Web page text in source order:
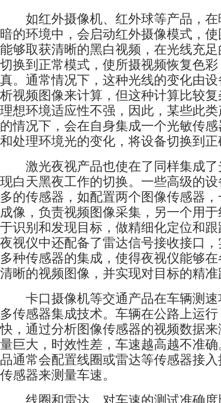
如红外摄像机、红外球等产品，
暗的环境中，会启动红外摄像模式，
能够取获清晰的黑白视频，在光线充
切换到正常模式，使所摄视频恢复色
真。通常情况下，这种光线的变化由
析视频图像来计算，但这种计算比较
理想环境适应性不强，因此，某些此
的情况下，会在自身集成一个光敏传
和处理环境光的变化，将设备切换到
激光夜视产品也使在了同样集成了
现白天黑夜工作的切换。一些高级的
多的传感器，如配置两个图像传感器
成像，负责视频图像采集，另一个用
于识别和发现目标，做精细化定位和
夜视仪中还配备了雷达信号接收接口
多种传感器的集成，使得夜视仪能够
清晰的视频图像，并实现对目标的精
卡口摄像机等交通产品在车辆测速
多传感器集成技术。车辆在公路上运
快，通过分析图像传感器的视频数据
量巨大，时效性差，车速越高越不准
品通常会配置线圈或雷达等传感器接
传感器来测量车速。